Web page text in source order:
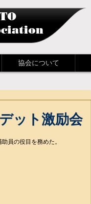
ット激励会
員の役目を務めた。
協会について